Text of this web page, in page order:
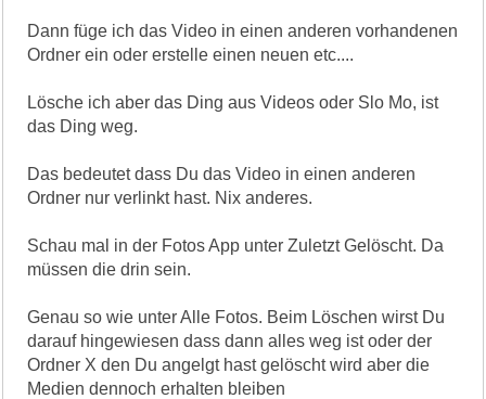
Dann füge ich das Video in einen anderen vorhandenen
Ordner ein oder erstelle einen neuen etc....
Lösche ich aber das Ding aus Videos oder Slo Mo, ist
das Ding weg.
Das bedeutet dass Du das Video in einen anderen
Ordner nur verlinkt hast. Nix anderes.
Schau mal in der Fotos App unter Zuletzt Gelöscht. Da
müssen die drin sein.
Genau so wie unter Alle Fotos. Beim Löschen wirst Du
darauf hingewiesen dass dann alles weg ist oder der
Ordner X den Du angelgt hast gelöscht wird aber die
Medien dennoch erhalten bleiben